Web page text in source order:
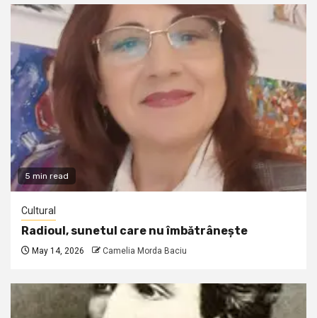
5 min read
Cultural
Radioul, sunetul care nu îmbătrânește
May 14, 2026 Camelia Morda Baciu